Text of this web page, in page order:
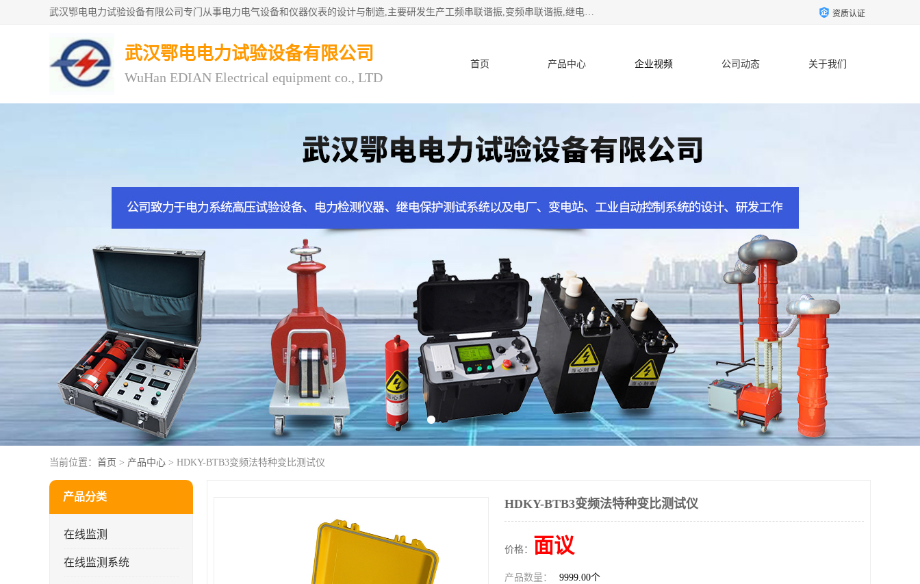
武汉鄂电电力试验设备有限公司专门从事电力电气设备和仪器仪表的设计与制造,主要研发生产工频串联谐振,变频串联谐振,继电保护测试仪,电缆故障测试仪,直流电阻测试仪,接地电阻测试仪等一百多种高品质产品.坚持奉行"质量一,客户至上"的服务宗旨。 资质认证
武汉鄂电电力试验设备有限公司
WuHan EDIAN Electrical equipment co., LTD
首页 产品中心 企业视频 公司动态 关于我们
当前位置： 首页 > 产品中心 > HDKY-BTB3变频法特种变比测试仪
产品分类
在线监测
在线监测系统
HDKY-BTB3变频法特种变比测试仪
价格： 面议
产品数量： 9999.00个